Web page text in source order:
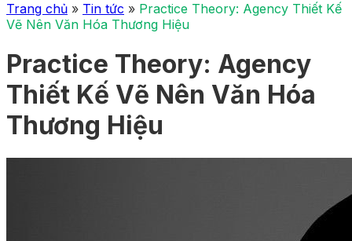
Trang chủ » Tin tức » Practice Theory: Agency Thiết Kế
Vẽ Nên Văn Hóa Thương Hiệu
Practice Theory: Agency
Thiết Kế Vẽ Nên Văn Hóa
Thương Hiệu